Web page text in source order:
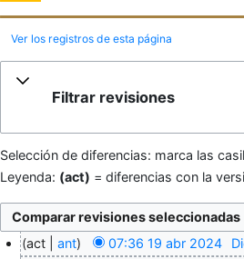
Ver los registros de esta página
Filtrar revisiones
Selección de diferencias: marca las
Leyenda: (act) = diferencias con la
act ant 07:36 19 abr 2024